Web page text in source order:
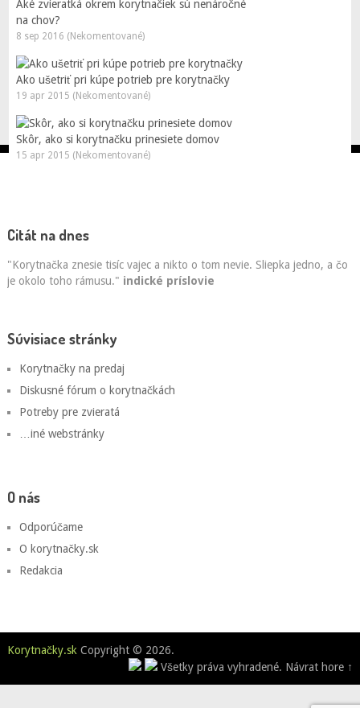
Aké zvieratká okrem korytnačiek sú nenáročné
na chov?
8 sep 2016 (Nekomentované)
Ako ušetriť pri kúpe potrieb pre korytnačky
19 apr 2015 (Nekomentované)
Skôr, ako si korytnačku prinesiete domov
15 apr 2015 (Nekomentované)
Citát na dnes
"Korytnačka znesie tisíc vajec a nikto o tom nevie. Sliepka jedno, a čo
je okolo toho rámusu." indické príslovie
Súvisiace stránky
Korytnačky na predaj
Diskusné fórum o korytnačkách
Potreby pre zvieratá
…iné webstránky
O nás
Odporúčame
O korytnačky.sk
Redakcia
Korytnačky.sk Copyright © 2026.
Všetky práva vyhradené. Návrat hore ↑